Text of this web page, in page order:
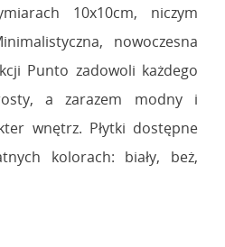
10x10cm, niczym
nowoczesna
Punto zadowoli każdego
a zarazem modny i
wnętrz. Płytki dostępne
kolorach: biały, beż,